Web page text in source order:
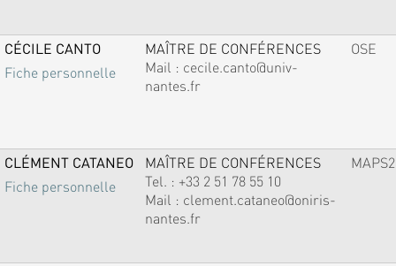
CÉCILE CANTO
Fiche personnelle
MAÎTRE DE CONFÉRENCES
Mail : cecile.canto@univ-
nantes.fr
OSE
CLÉMENT CATANEO
Fiche personnelle
MAÎTRE DE CONFÉRENCES
Tel. : +33 2 51 78 55 10
Mail : clement.cataneo@oniris-
nantes.fr
MAPS2